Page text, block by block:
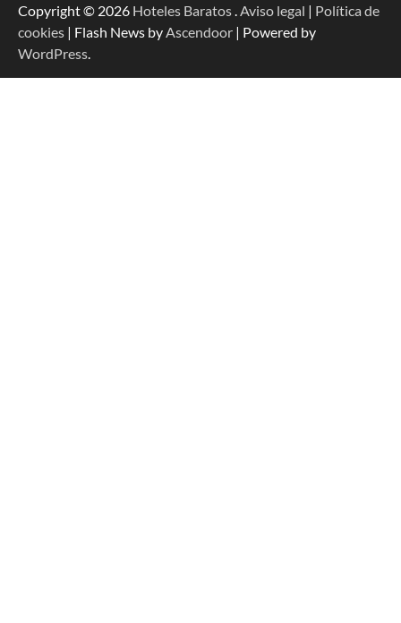
Copyright © 2026 Hoteles Baratos.Aviso legal | Política de
cookies | Flash News byAscendoor | Powered by
WordPress.